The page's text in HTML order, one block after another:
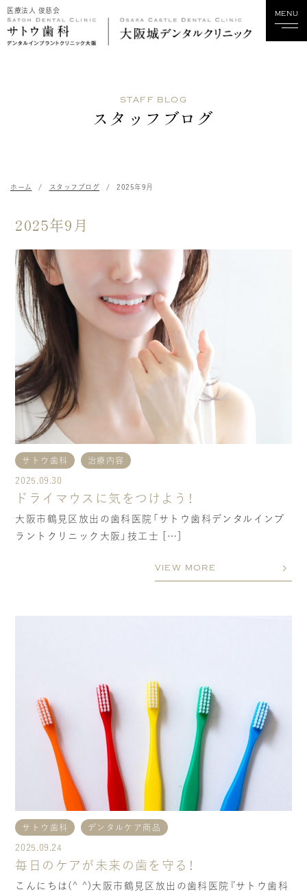
医療法人 俊慈会 MENU
歯科関係の方へ
採用情報
当院の社会貢献
スタッフブログ
個人情報の取り扱いについて
ご予約・お問い合わせ
審美歯科
VIEW MORE
矯正
VIEW MORE
予防歯科
VIEW MORE
ホワイトニング
VIEW MORE
STAFF BLOG
スタッフブログ
ホーム スタッフブログ 2025年9月
2025年9月
サトウ歯科 治療内容
2025.09.30
ドライマウスに気をつけよう！
大阪市鶴見区放出の歯科医院「サトウ歯科デンタルインプ
ラントクリニック大阪」技工士 […]
VIEW MORE
サトウ歯科 デンタルケア商品
2025.09.24
毎日のケアが未来の歯を守る！
こんにちは(^ ^)大阪市鶴見区放出の歯科医院『サトウ歯科